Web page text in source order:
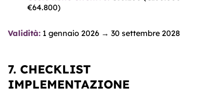
€64.800)
Validità: 1 gennaio 2026 → 30 settembre 2028
7. CHECKLIST
IMPLEMENTAZIONE